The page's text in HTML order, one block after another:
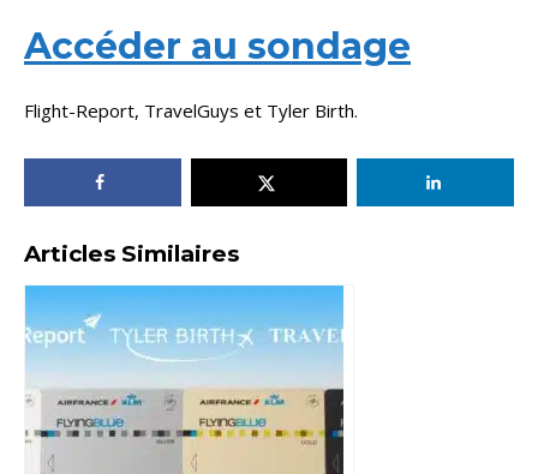
Accéder au sondage
Flight-Report, TravelGuys et Tyler Birth.
Articles Similaires